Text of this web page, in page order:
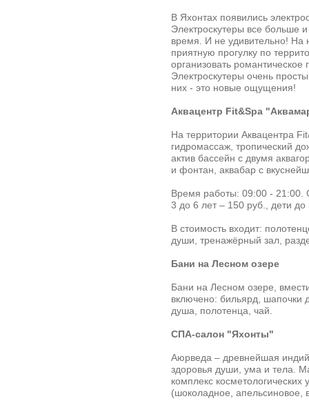
В Яхонтах появились
Электроскутеры все больше
время. И не удивительно! На
приятную прогулку по
организовать
Электроскутеры очень
них - это новые ощущения!
Аквацентр Fit&Spa
На территории Аквацентра
гидромассаж, тропический
актив бассейн с двумя
и фонтан, аквабар с
Время работы: 09:00 - 21:00.
3 до 6 лет – 150 руб., дети до
В стоимость входит:
души, тренажёрный зал,
Бани на Лесном озере
Бани на Лесном озере,
включено: бильярд, шапочки
душа, полотенца, чай.
СПА-салон "Яхонты"
Аюрведа – древнейшая
здоровья души, ума и тела.
комплекс
(шоколадное, апельсиновое,